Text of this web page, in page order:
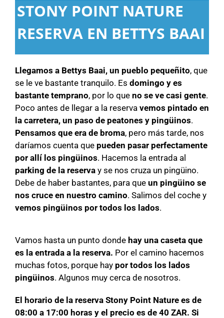
STONY POINT NATURE
RESERVA EN BETTYS BAAI
Llegamos a Bettys Baai, un pueblo pequeñito, que
se le ve bastante tranquilo. Es domingo y es
bastante temprano, por lo que no se ve casi gente.
Poco antes de llegar a la reserva vemos pintado en
la carretera, un paso de peatones y pingüinos.
Pensamos que era de broma, pero más tarde, nos
daríamos cuenta que pueden pasar perfectamente
por allí los pingüinos. Hacemos la entrada al
parking de la reserva y se nos cruza un pingüino.
Debe de haber bastantes, para que un pingüino se
nos cruce en nuestro camino. Salimos del coche y
vemos pingüinos por todos los lados.
Vamos hasta un punto donde hay una caseta que
es la entrada a la reserva. Por el camino hacemos
muchas fotos, porque hay por todos los lados
pingüinos. Algunos muy cerca de nosotros.
El horario de la reserva Stony Point Nature es de
08:00 a 17:00 horas y el precio es de 40 ZAR. Si